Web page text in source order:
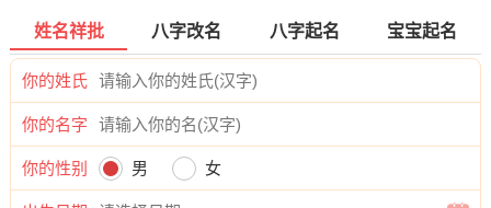
姓名祥批 八字改名 八字起名 宝宝起名
你的姓氏
你的名字
你的性别 男 女